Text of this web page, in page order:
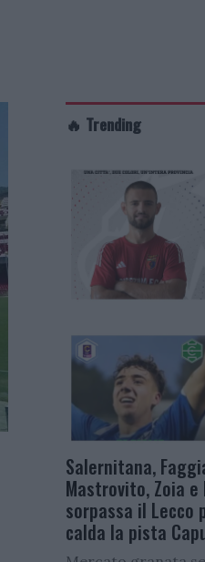
🔥 Trending
Salernitana,
Mastrovito, Zoia e
sorpassa il Lecco
calda la pista